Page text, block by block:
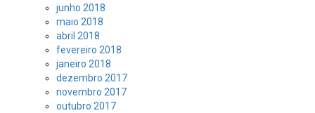
junho 2018
maio 2018
abril 2018
fevereiro 2018
janeiro 2018
dezembro 2017
novembro 2017
outubro 2017